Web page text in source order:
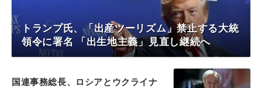
トランプ氏、「出産ツーリズム」禁止する大統
領令に署名 「出生地主義」見直し継続へ
国連事務総長、ロシアとウクライナ